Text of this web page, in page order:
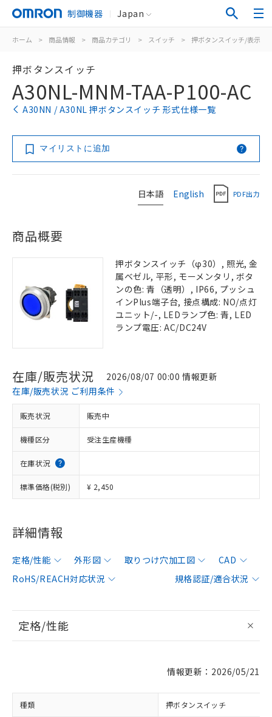
制御機器 Japan
ホーム > 商品情報 > 商品カテゴリ > スイッチ > 押ボタンスイッチ/表示灯
押ボタンスイッチ
A30NL-MNM-TAA-P100-AC
A30NN / A30NL 押ボタンスイッチ 形式仕様一覧
マイリストに追加
日本語 English PDF出力
商品概要
押ボタンスイッチ（φ30）, 照光, 金
属ベゼル, 平形, モーメンタリ, ボタ
ンの色: 青（透明）, IP66, プッシュ
インPlus端子台, 接点構成: NO/点灯
ユニット/-, LEDランプ色: 青, LED
ランプ電圧: AC/DC24V
在庫/販売状況
2026/08/07 00:00 情報更新
在庫/販売状況 ご利用条件
販売状況 販売中
機種区分 受注生産機種
在庫状況
標準価格(税別) ¥ 2,450
詳細情報
定格/性能 外形図 取りつけ穴加工図
CAD
RoHS/REACH対応状況
規格認証/適合状況
定格/性能
情報更新：2026/05/21
種類 押ボタンスイッチ